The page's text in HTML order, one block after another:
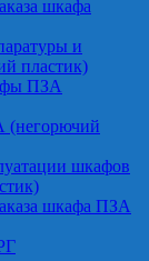
шкафа
и
пластик)
ПЗА
(негорючий
шкафов
шкафа ПЗА